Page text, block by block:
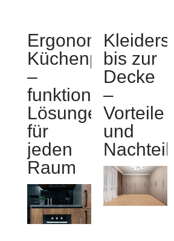
Ergonomische
Küchenplanung
–
funktionale
Lösungen
für
jeden
Raum
bis zur
Decke
–
Vorteile
und
Nachteile